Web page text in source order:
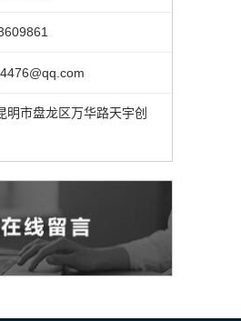
明市盘龙区万华路天宇创